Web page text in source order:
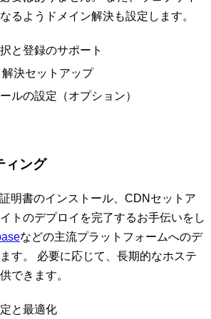
るようドメイン解決も設定します。
と登録のサポート
決セットアップ
ルの設定（オプション）
ィング
明書のインストール、CDNセットア
トのデプロイを完了するお手伝いをし
などの主流プラットフォームへのデ
す。 必要に応じて、長期的なホステ
できます。
と最適化